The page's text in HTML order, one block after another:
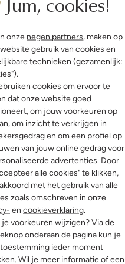
onze negen partners, maken op
gebruik van cookies en
technieken (gezamenlijk:
cookies om ervoor te
dat onze website goed
om jouw voorkeuren op
om inzicht te verkrijgen in
en om een profiel op
van jouw online gedrag voor
advertenties. Door
alle cookies" te klikken,
met het gebruik van alle
zoals omschreven in onze
en cookieverklaring.
je voorkeuren wijzigen? Via de
onderaan de pagina kun je
ieder moment
Wil je meer informatie of een
vanaf €75,-
binnen 30 dagen*
met Klarna